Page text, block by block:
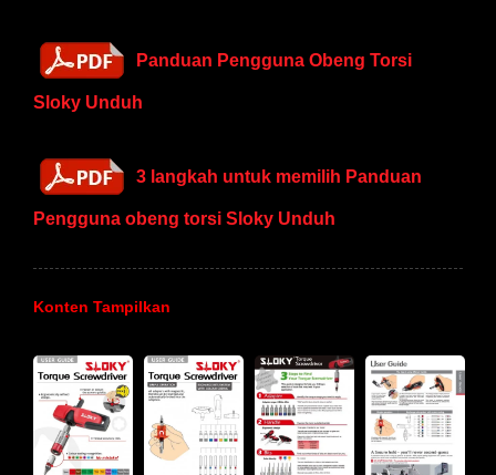
Panduan Pengguna Obeng Torsi
Sloky Unduh
3 langkah untuk memilih Panduan
Pengguna obeng torsi Sloky Unduh
Konten Tampilkan